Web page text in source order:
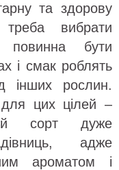
та здорову
вибрати
повинна бути
і смак роблять
інших рослин.
цих цілей –
сорт дуже
адже
ароматом і